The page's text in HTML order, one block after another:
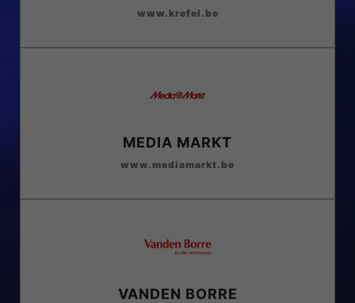
www.krefel.be
MEDIA MARKT
www.mediamarkt.be
VANDEN BORRE